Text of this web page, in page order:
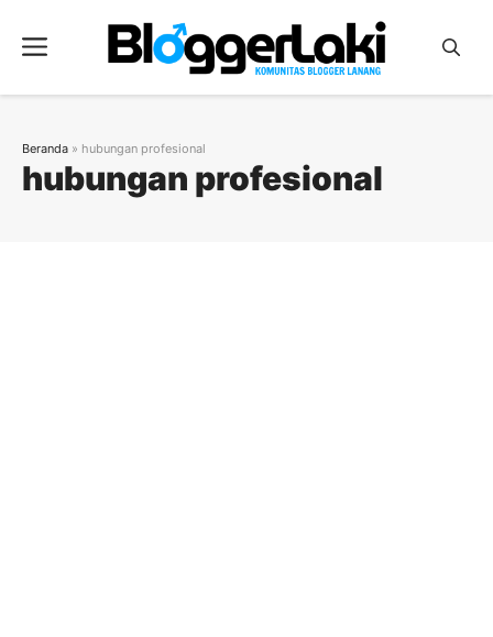
Menu
hubungan profesional
Beranda » hubungan profesional